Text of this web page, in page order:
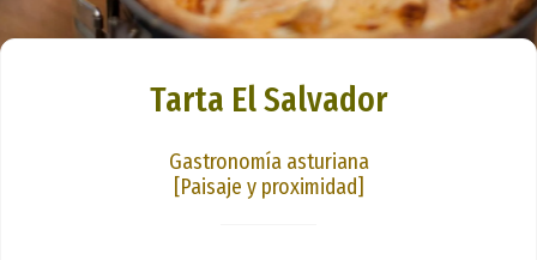
Tarta El Salvador
Gastronomía asturiana
[Paisaje y proximidad]